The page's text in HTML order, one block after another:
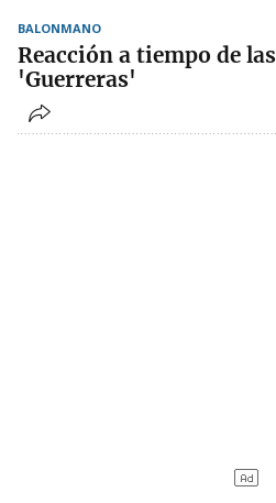
BALONMANO
Reacción a tiempo de las
'Guerreras'